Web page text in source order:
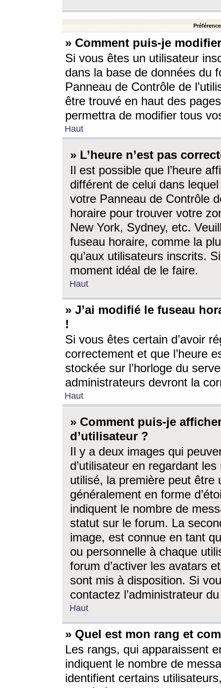
» Comment puis-je
Si vous êtes un utilisateur
dans la base de données du
Panneau de Contrôle de
être trouvé en haut des
permettra de modifier tous
Haut
» L’heure n’est pas
Il est possible que l’heure
différent de celui dans
votre Panneau de Contrôle
horaire pour trouver votre
New York, Sydney, etc.
fuseau horaire, comme la
qu’aux utilisateurs inscrits.
moment idéal de le faire.
Haut
» J’ai modifié le fuseau
!
Si vous êtes certain d’avoir
correctement et que l’heure
stockée sur l’horloge du
administrateurs devront la
Haut
» Comment puis-je
d’utilisateur ?
Il y a deux images qui
d’utilisateur en regardant
utilisé, la première peut être
généralement en forme
indiquent le nombre de
statut sur le forum. La
image, est connue en tant
ou personnelle à chaque
forum d’activer les avatars
sont mis à disposition. Si
contactez l’administrateur
Haut
» Quel est mon rang et
Les rangs, qui apparaissent
indiquent le nombre de
identifient certains